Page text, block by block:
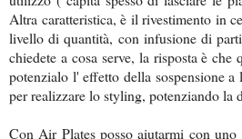
Altra caratteristica, è il rivestimento in
livello di quantità, con infusione di
chiedete a cosa serve, la risposta è che
potenzialo l' effetto della sospensione
per realizzare lo styling, potenziando la
Con Air Plates posso aiutarmi con